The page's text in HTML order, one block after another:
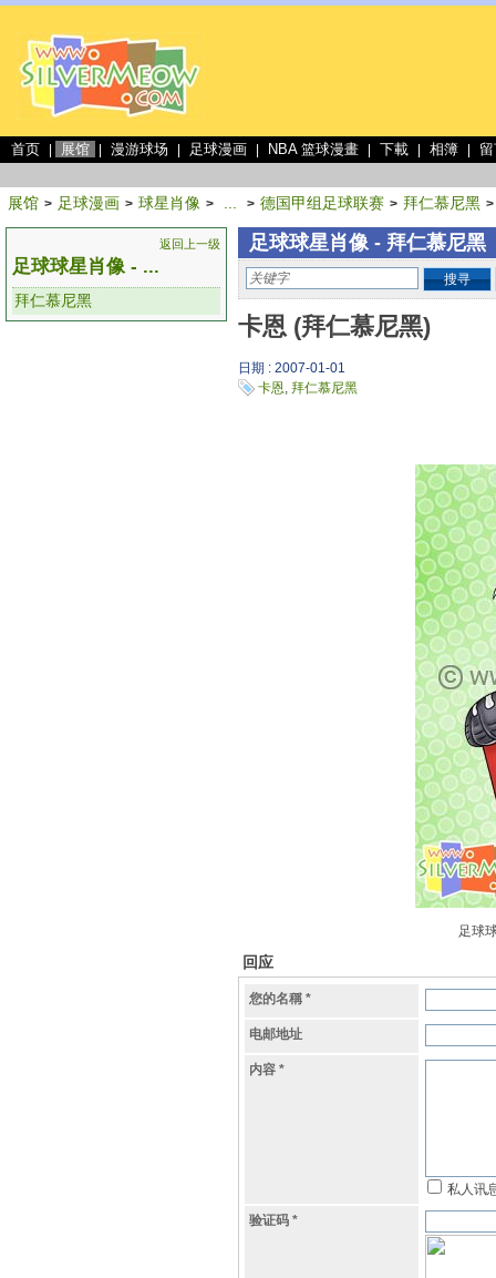
首页 展馆 漫游球场 足球漫画 NBA 篮球漫畫 下載 相簿
展馆 > 足球漫画 > 球星肖像 > > 德国甲组足球联赛 > 拜仁慕尼黑 >
返回上一级
足球球星肖像 - ...
拜仁慕尼黑
足球球星肖像 - 拜仁慕尼黑
搜寻
卡恩 (拜仁慕尼黑)
日期 : 2007-01-01
卡恩, 拜仁慕尼黑
足球
回应
您的名稱 *
电邮地址
内容 *
私人讯
验证码 *